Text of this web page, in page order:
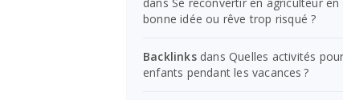
bonne idée ou rêve trop risqué ?
BacklinksdansQuelles activités
enfants pendant les vacances ?